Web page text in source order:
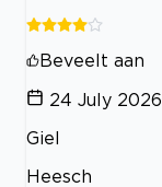
Beveelt aan
24 July 2026
Giel
Heesch